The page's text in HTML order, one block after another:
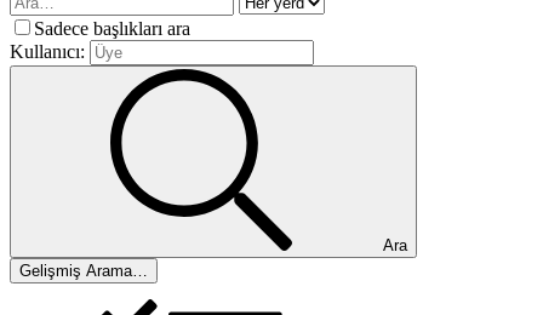
Sadece başlıkları ara
Kullanıcı:
Ara
Gelişmiş Arama…